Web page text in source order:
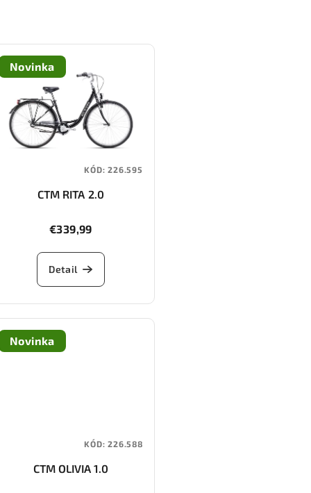
Novinka
CTM RITA 2.0
€339,99
Detail
KÓD:226.595
Novinka
CTM OLIVIA 1.0
KÓD:226.588